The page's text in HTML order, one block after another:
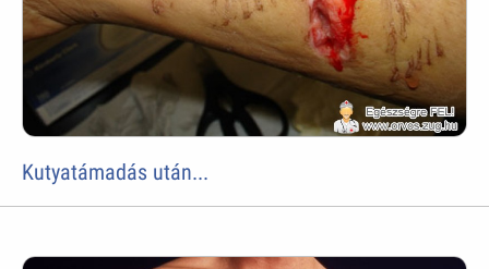
Kutyatámadás után...